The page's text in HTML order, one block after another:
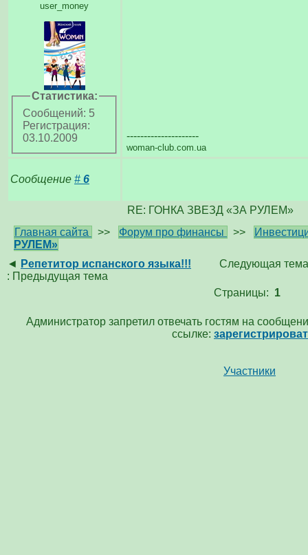
user_money
Статистика:
Сообщений: 5
Регистрация:
03.10.2009
---------------------
woman-club.com.ua
Сообщение # 6
RE: ГОНКА ЗВЕЗД «ЗА РУЛЕМ»
Главная сайта
>> Форум про финансы >>
РУЛЕМ»
◄ Репетитор испанского языка!!!
: Предыдущая тема
Следующая
Страницы: 1
Администратор запретил отвечать гостям на
ссылке:
Участники